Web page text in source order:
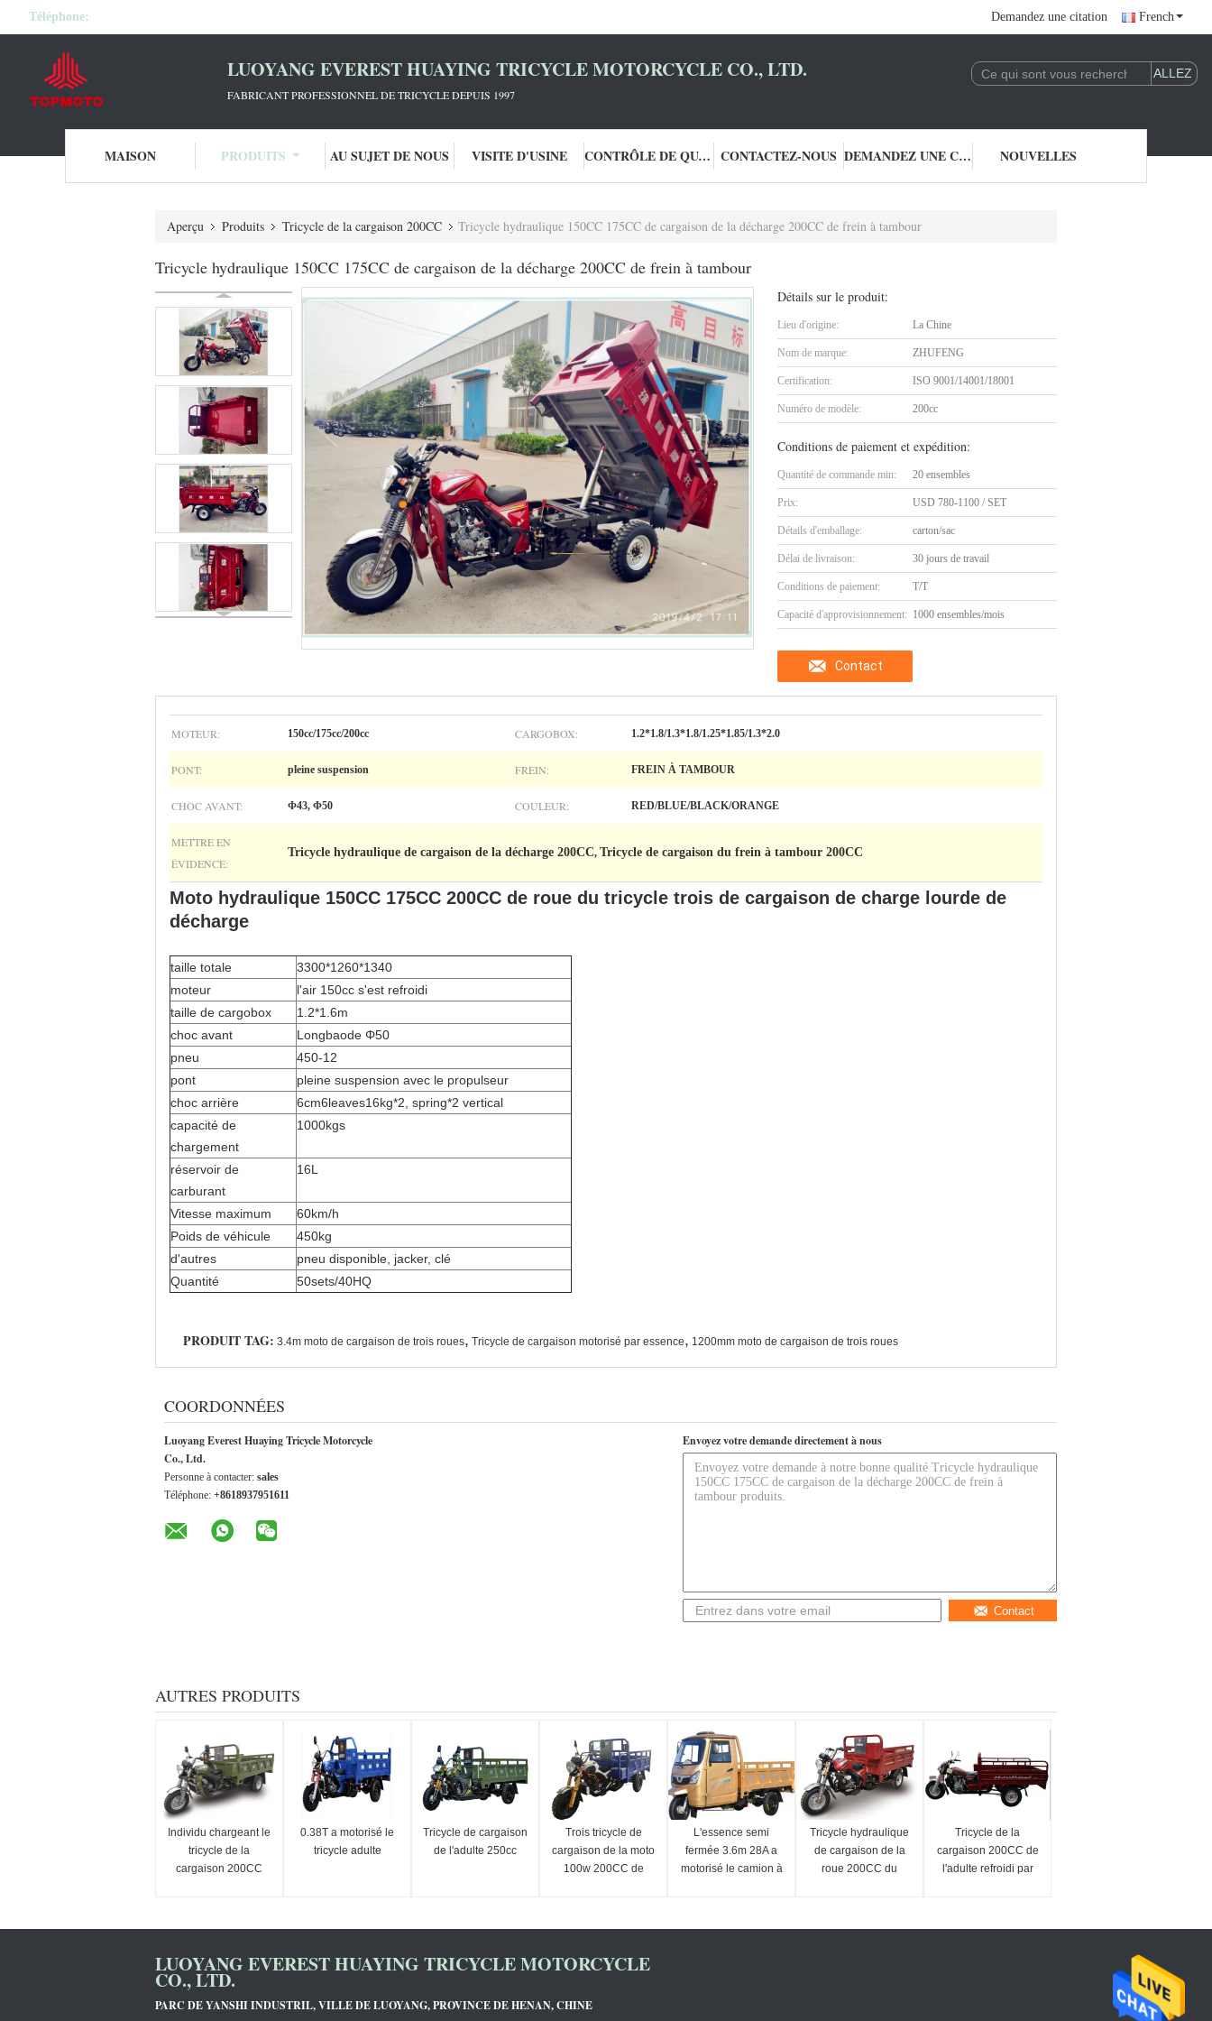
Téléphone: Demandez une citation French
LUOYANG EVEREST HUAYING TRICYCLE MOTORCYCLE CO., LTD.
FABRICANT PROFESSIONNEL DE TRICYCLE DEPUIS 1997
MAISON PRODUITS AU SUJET DE NOUS VISITE D'USINE CONTRÔLE DE QUALITÉ CONTACTEZ-NOUS DEMANDEZ UNE CITATION NOUVELLES
Aperçu Produits Tricycle de la cargaison 200CC Tricycle hydraulique 150CC 175CC de cargaison de la décharge 200CC de frein à tambour
Tricycle hydraulique 150CC 175CC de cargaison de la décharge 200CC de frein à tambour
Détails sur le produit:
Lieu d'origine: La Chine
Nom de marque: ZHUFENG
Certification: ISO 9001/14001/18001
Numéro de modèle: 200cc
Conditions de paiement et expédition:
Quantité de commande min: 20 ensembles
Prix: USD 780-1100 / SET
Détails d'emballage: carton/sac
Délai de livraison: 30 jours de travail
Conditions de paiement: T/T
Capacité d'approvisionnement: 1000 ensembles/mois
Contact
MOTEUR: 150cc/175cc/200cc CARGOBOX: 1.2*1.8/1.3*1.8/1.25*1.85/1.3*2.0
PONT: pleine suspension FREIN: FREIN À TAMBOUR
CHOC AVANT: Φ43, Φ50 COULEUR: RED/BLUE/BLACK/ORANGE
METTRE EN
ÉVIDENCE:
Tricycle hydraulique de cargaison de la décharge 200CC, Tricycle de cargaison du frein à tambour 200CC
Moto hydraulique 150CC 175CC 200CC de roue du tricycle trois de cargaison de charge lourde de
décharge
taille totale
3300*1260*1340
moteur
l'air 150cc s'est refroidi
taille de cargobox
1.2*1.6m
choc avant
Longbaode Φ50
pneu
450-12
pont
pleine suspension avec le propulseur
choc arrière
6cm6leaves16kg*2, spring*2 vertical
capacité de
chargement
1000kgs
réservoir de
carburant
16L
Vitesse maximum
60km/h
Poids de véhicule
450kg
d'autres
pneu disponible, jacker, clé
Quantité
50sets/40HQ
PRODUIT TAG: 3.4m moto de cargaison de trois roues, Tricycle de cargaison motorisé par essence, 1200mm moto de cargaison de trois roues
COORDONNÉES
Luoyang Everest Huaying Tricycle Motorcycle
Co., Ltd.
Personne à contacter: sales
Téléphone: +8618937951611
Envoyez votre demande directement à nous
Contact
AUTRES PRODUITS
Individu chargeant le
tricycle de la
cargaison 200CC
0.38T a motorisé le
tricycle adulte
Tricycle de cargaison
de l'adulte 250cc
Trois tricycle de
cargaison de la moto
100w 200CC de
L'essence semi
fermée 3.6m 28A a
motorisé le camion à
Tricycle hydraulique
de cargaison de la
roue 200CC du
Tricycle de la
cargaison 200CC de
l'adulte refroidi par
LUOYANG EVEREST HUAYING TRICYCLE MOTORCYCLE
CO., LTD.
PARC DE YANSHI INDUSTRIL, VILLE DE LUOYANG, PROVINCE DE HENAN, CHINE